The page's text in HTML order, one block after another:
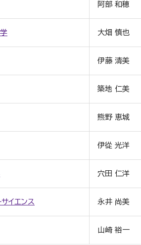
阿部 和穂
大畑 慎也
伊藤 清美
築地 仁美
熊野 恵城
伊從 光洋
穴田 仁洋
サイエンス 永井 尚美
山崎 裕一